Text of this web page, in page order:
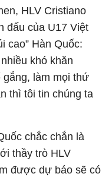
HLV Cristiano
đấu của U17 Việt
cao” Hàn Quốc:
khó khăn
gắng, làm mọi thứ
thì tôi tin chúng ta
chắc chắn là
thầy trò HLV
được dự báo sẽ có